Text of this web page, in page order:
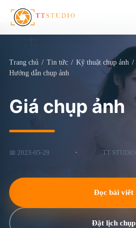
Trang chủ / Tin tức / Kỹ thuật chụp ảnh /
Hướng dẫn chụp ảnh
Giá chụp ảnh
📅 2023-05-29 • TT STUDIO
Đọc bài viết
Đặt lịch chụp